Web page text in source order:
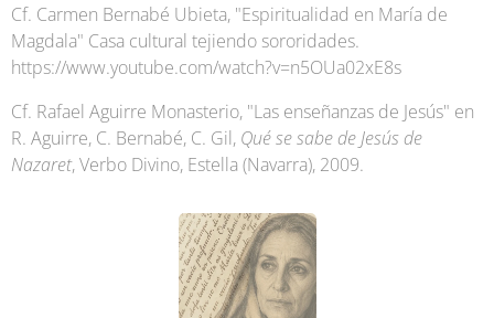
Cf. Carmen Bernabé Ubieta, "Espiritualidad en María de
Magdala" Casa cultural tejiendo sororidades.
https://www.youtube.com/watch?v=n5OUa02xE8s
Cf. Rafael Aguirre Monasterio, "Las enseñanzas de Jesús" en
R. Aguirre, C. Bernabé, C. Gil, Qué se sabe de Jesús de
Nazaret, Verbo Divino, Estella (Navarra), 2009.